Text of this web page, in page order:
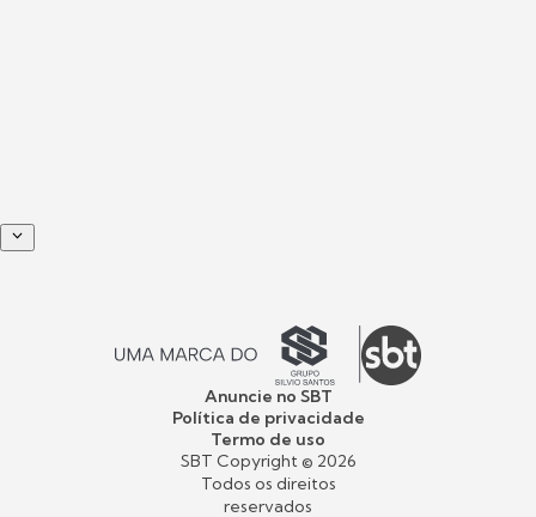
Anuncie no SBT
Política de privacidade
Termo de uso
SBT Copyright © 2026
Todos os direitos
reservados